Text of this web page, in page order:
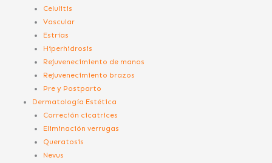
Celulitis
Vascular
Estrías
Hiperhidrosis
Rejuvenecimiento de manos
Rejuvenecimiento brazos
Pre y Postparto
Dermatología Estética
Correción cicatrices
Eliminación verrugas
Queratosis
Nevus